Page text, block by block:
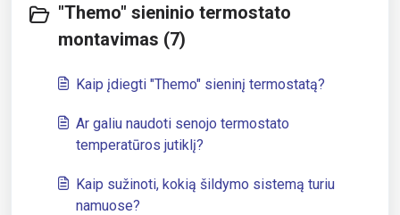
"Themo" sieninio termostato
montavimas (7)
Kaip įdiegti "Themo" sieninį termostatą?
Ar galiu naudoti senojo termostato
temperatūros jutiklį?
Kaip sužinoti, kokią šildymo sistemą turiu
namuose?